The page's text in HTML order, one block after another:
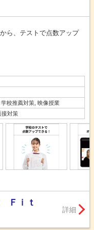
ら、テストで点数アップ
校推薦対策, 映像授業
接対策
Ｆｉｔ
詳細